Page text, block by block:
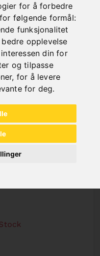
for å forbedre
følgende formål:
funksjonalitet
opplevelse
din for
og tilpasse
, for å levere
for deg.